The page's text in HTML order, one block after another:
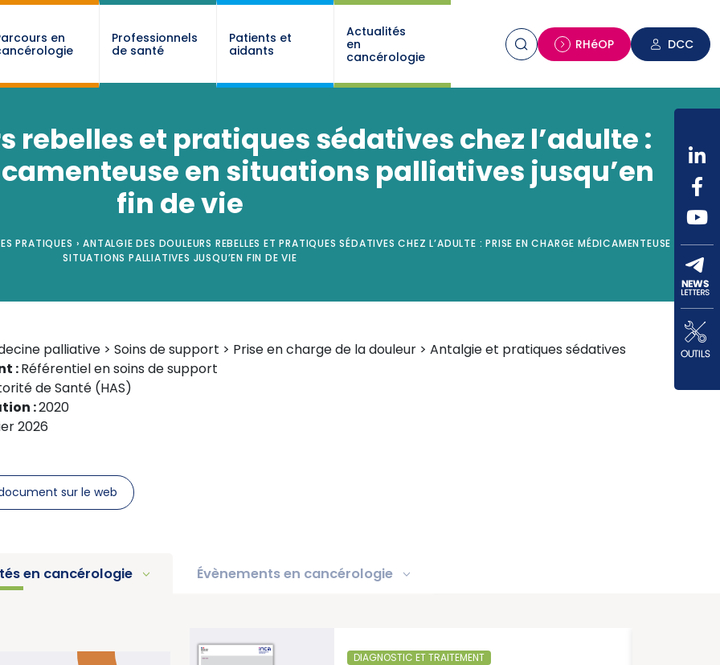
en
Professionnels
de santé
Patients et
aidants
Actualités
en
cancérologie
RHéOP DCC
rebelles et pratiques sédatives chez l’adulte :
en situations palliatives jusqu’en
fin de vie
PRATIQUES › ANTALGIE DES DOULEURS REBELLES ET PRATIQUES SÉDATIVES CHEZ L’ADULTE : PRISE EN CHARGE MÉDICAMENTEUSE EN
SITUATIONS PALLIATIVES JUSQU’EN FIN DE VIE
palliative > Soins de support > Prise en charge de la douleur > Antalgie et pratiques sédatives
:Référentiel en soins de support
de Santé (HAS)
:2020
2026
sur le web
en cancérologie Évènements en cancérologie
DIAGNOSTIC ET TRAITEMENT